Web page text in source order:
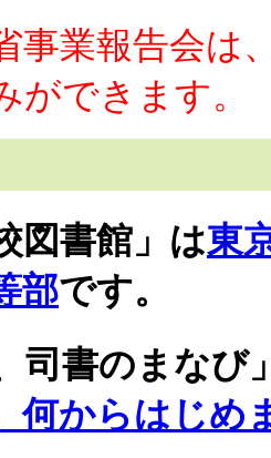
事業報告会は
ができます。
図書館」は東
部です。
司書のまなび
何からはじめ